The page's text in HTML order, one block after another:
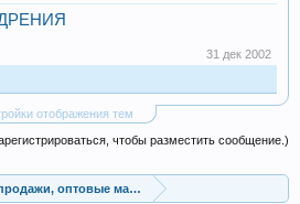
31 дек 2002
отображения тем
чтобы разместить сообщение.)
оптовые магазины